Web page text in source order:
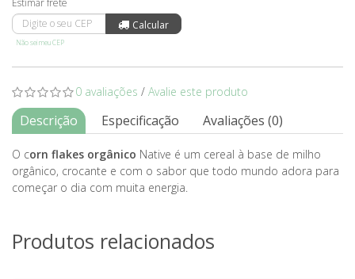
Não sei meu CEP
0 avaliações / Avalie este produto
Descrição Especificação Avaliações (0)
O corn flakes orgânico Native é um cereal à base de milho
orgânico, crocante e com o sabor que todo mundo adora para
começar o dia com muita energia.
Produtos relacionados